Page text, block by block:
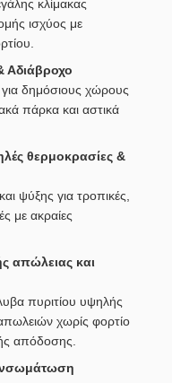
κλίμακας
ισχύος με
Αδιάβροχο
για δημόσιους χώρους
πάρκα και αστικά
θερμοκρασίες &
ψύξης για τροπικές,
με ακραίες
απώλειας και
πυριτίου υψηλής
χωρίς φορτίο
απόδοσης.